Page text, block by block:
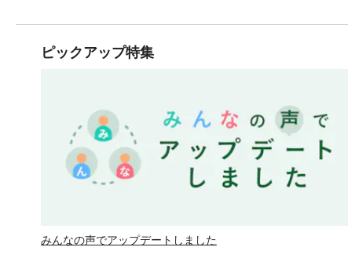
ピックアップ特集
みんなの声でアップデートしました